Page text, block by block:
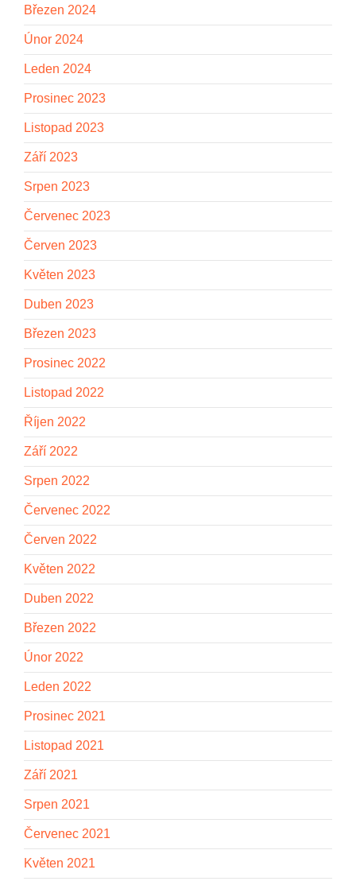
Březen 2024
Únor 2024
Leden 2024
Prosinec 2023
Listopad 2023
Září 2023
Srpen 2023
Červenec 2023
Červen 2023
Květen 2023
Duben 2023
Březen 2023
Prosinec 2022
Listopad 2022
Říjen 2022
Září 2022
Srpen 2022
Červenec 2022
Červen 2022
Květen 2022
Duben 2022
Březen 2022
Únor 2022
Leden 2022
Prosinec 2021
Listopad 2021
Září 2021
Srpen 2021
Červenec 2021
Květen 2021